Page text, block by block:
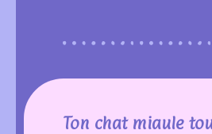
Ton chat miaule